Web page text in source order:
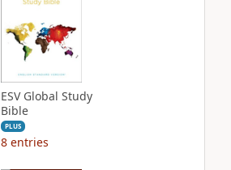
ESV Global Study
Bible
PLUS
8 entries